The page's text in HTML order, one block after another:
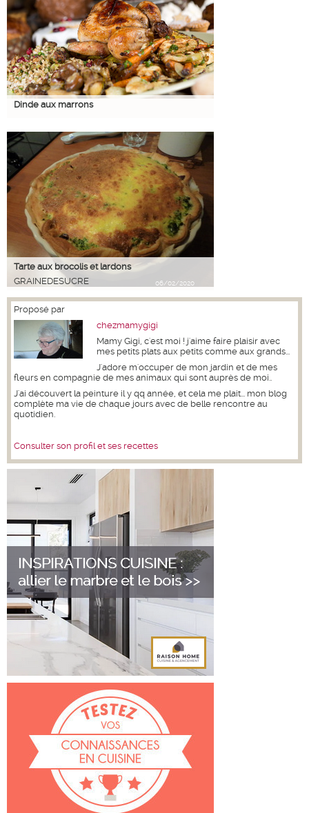
Dinde aux marrons
Tarte aux brocolis et lardons
GRAINEDESUCRE
06/02/2020
Proposé par
chezmamygigi
Mamy Gigi, c'est moi ! j'aime faire plaisir avec
mes petits plats aux petits comme aux grands...
J'adore m'occuper de mon jardin et de mes
fleurs en compagnie de mes animaux qui sont auprès de moi..
J'ai découvert la peinture il y qq année, et cela me plait... mon blog
complète ma vie de chaque jours avec de belle rencontre au
quotidien.
Consulter son profil et ses recettes